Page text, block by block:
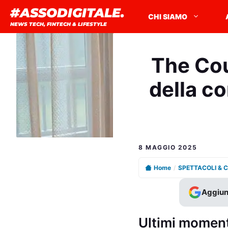
contenuto
#ASSODIGITALE.
NEWS TECH, FINTECH & LIFESTYLE
CHI SIAMO
The
della
8 MAGGIO 2025
Home / SPETTACOLI &
Ultimi